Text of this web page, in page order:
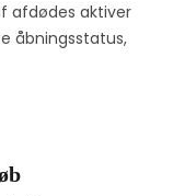
afdødes aktiver
åbningsstatus,